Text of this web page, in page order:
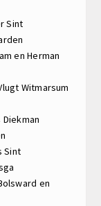
Sint
enHerman
Witmarsum
Diekman
Sint
en